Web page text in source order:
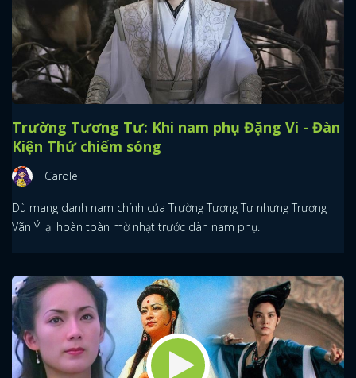
Trường Tương Tư: Khi nam phụ Đặng Vi - Đàn
Kiện Thứ chiếm sóng
Carole
Dù mang danh nam chính của Trường Tương Tư nhưng Trương
Vãn Ý lại hoàn toàn mờ nhạt trước dàn nam phụ.